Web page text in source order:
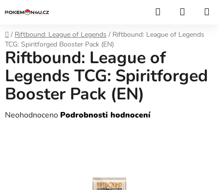
na
Hledat
Domů
/ Riftbound: League of Legends / Riftbound: League of Legends
TCG: Spiritforged Booster Pack (EN)
Riftbound: League of
Legends TCG: Spiritforged
Booster Pack (EN)
Průměrné
Neohodnoceno Podrobnosti hodnocení